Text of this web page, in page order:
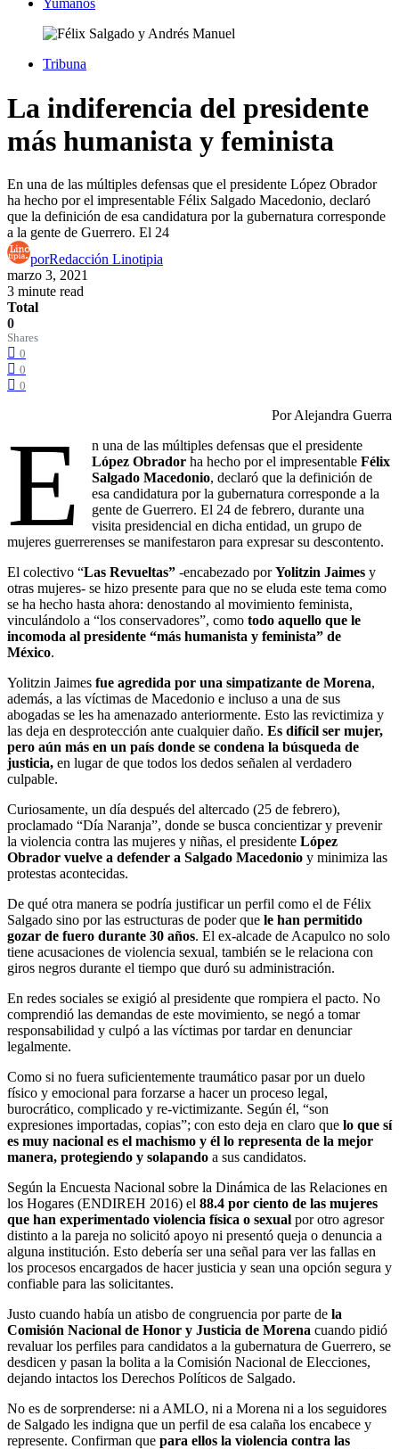
Yumanos
Tribuna
La indiferencia del presidente
más humanista y feminista
En una de las múltiples defensas que el presidente López Obrador
ha hecho por el impresentable Félix Salgado Macedonio, declaró
que la definición de esa candidatura por la gubernatura corresponde
a la gente de Guerrero. El 24
porRedacción Linotipia
marzo 3, 2021
3 minute read
Total
0
Shares
0
0
0
Por Alejandra Guerra
E
n una de las múltiples defensas que el presidente
López Obrador ha hecho por el impresentable Félix
Salgado Macedonio, declaró que la definición de
esa candidatura por la gubernatura corresponde a la
gente de Guerrero. El 24 de febrero, durante una
visita presidencial en dicha entidad, un grupo de
mujeres guerrerenses se manifestaron para expresar su descontento.
El colectivo “Las Revueltas” -encabezado porYolitzin Jaimes y
otras mujeres- se hizo presente para que no se eluda este tema como
se ha hecho hasta ahora: denostando al movimiento feminista,
vinculándolo a “los conservadores”, como todo aquello que le
incomoda al presidente “más humanista y feminista” de
México.
Yolitzin Jaimes fue agredida por una simpatizante de Morena,
además, a las víctimas de Macedonio e incluso a una de sus
abogadas se les ha amenazado anteriormente. Esto las revictimiza y
las deja en desprotección ante cualquier daño. Es difícil ser mujer,
pero aún más en un país donde se condena la búsqueda de
justicia, en lugar de que todos los dedos señalen al verdadero
culpable.
Curiosamente, un día después del altercado (25 de febrero),
proclamado “Día Naranja”, donde se busca concientizar y prevenir
la violencia contra las mujeres y niñas, el presidente López
Obrador vuelve a defender a Salgado Macedonio y minimiza las
protestas acontecidas.
De qué otra manera se podría justificar un perfil como el de Félix
Salgado sino por las estructuras de poder que le han permitido
gozar de fuero durante 30 años. El ex-alcade de Acapulco no solo
tiene acusaciones de violencia sexual, también se le relaciona con
giros negros durante el tiempo que duró su administración.
En redes sociales se exigió al presidente que rompiera el pacto. No
comprendió las demandas de este movimiento, se negó a tomar
responsabilidad y culpó a las víctimas por tardar en denunciar
legalmente.
Como si no fuera suficientemente traumático pasar por un duelo
físico y emocional para forzarse a hacer un proceso legal,
burocrático, complicado y re-victimizante. Según él, “son
expresiones importadas, copias”; con esto deja en claro que lo que sí
es muy nacional es el machismo y él lo representa de la mejor
manera, protegiendo y solapando a sus candidatos.
Según la Encuesta Nacional sobre la Dinámica de las Relaciones en
los Hogares (ENDIREH 2016) el 88.4 por ciento de las mujeres
que han experimentado violencia física o sexual por otro agresor
distinto a la pareja no solicitó apoyo ni presentó queja o denuncia a
alguna institución. Esto debería ser una señal para ver las fallas en
los procesos encargados de hacer justicia y sean una opción segura y
confiable para las solicitantes.
Justo cuando había un atisbo de congruencia por parte de la
Comisión Nacional de Honor y Justicia de Morena cuando pidió
revaluar los perfiles para candidatos a la gubernatura de Guerrero, se
desdicen y pasan la bolita a la Comisión Nacional de Elecciones,
dejando intactos los Derechos Políticos de Salgado.
No es de sorprenderse: ni a AMLO, ni a Morena ni a los seguidores
de Salgado les indigna que un perfil de esa calaña los encabece y
represente. Confirman que para ellos la violencia contra las